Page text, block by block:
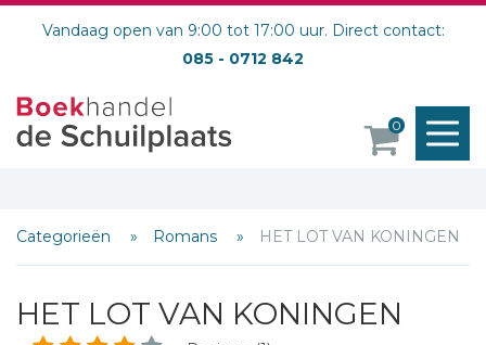
Vandaag open van 9:00 tot 17:00 uur. Direct contact:
085 - 0712 842
0
Categorieën Romans HET LOT VAN KONINGEN
HET LOT VAN KONINGEN